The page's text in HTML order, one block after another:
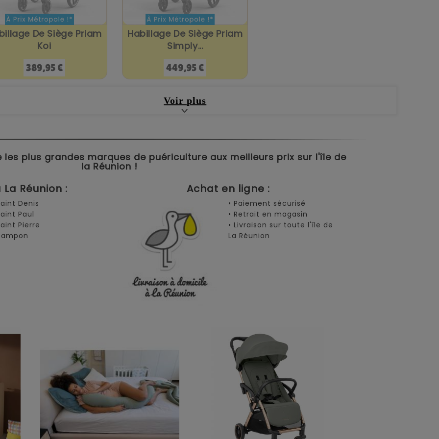
De Siège Priam
Koi
Prix
389,95 €
Habillage De Siège Priam
Simply...
Prix
449,95 €
Voir plus
les plus grandes marques de puériculture aux meilleurs prix sur l'île de
la Réunion !
Réunion : Achat en ligne :
Denis
Paul
Pierre
• Paiement sécurisé
• Retrait en magasin
• Livraison sur toute l'île de
La Réunion